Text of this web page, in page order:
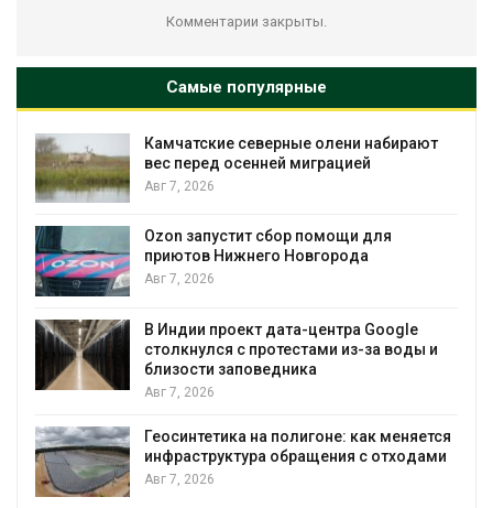
Комментарии закрыты.
Самые популярные
Камчатские северные олени набирают
вес перед осенней миграцией
Авг 7, 2026
Ozon запустит сбор помощи для
приютов Нижнего Новгорода
Авг 7, 2026
В Индии проект дата-центра Google
столкнулся с протестами из-за воды и
близости заповедника
Авг 7, 2026
Геосинтетика на полигоне: как меняется
инфраструктура обращения с отходами
Авг 7, 2026